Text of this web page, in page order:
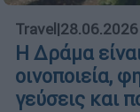
Travel|
Η Δράμα
οινοποιεία,
γεύσεις και